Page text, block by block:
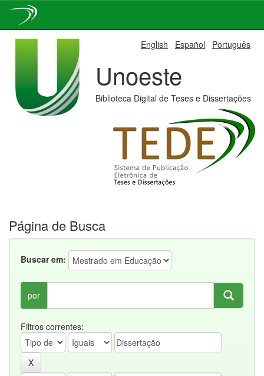
English Español Português
Unoeste
Biblioteca Digital de Teses e Dissertações
Página de Busca
Buscar em:
por
Filtros correntes: